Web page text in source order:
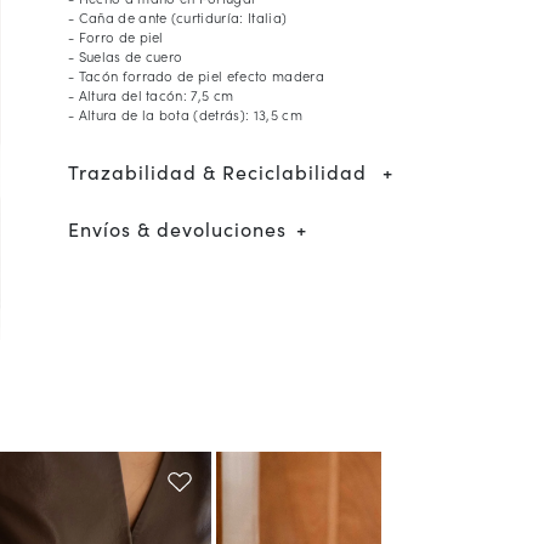
- Caña de ante (curtiduría: Italia)
- Forro de piel
- Suelas de cuero
- Tacón forrado de piel efecto madera
- Altura del tacón: 7,5 cm
- Altura de la bota (detrás): 13,5 cm
Trazabilidad & Reciclabilidad
Envíos & devoluciones